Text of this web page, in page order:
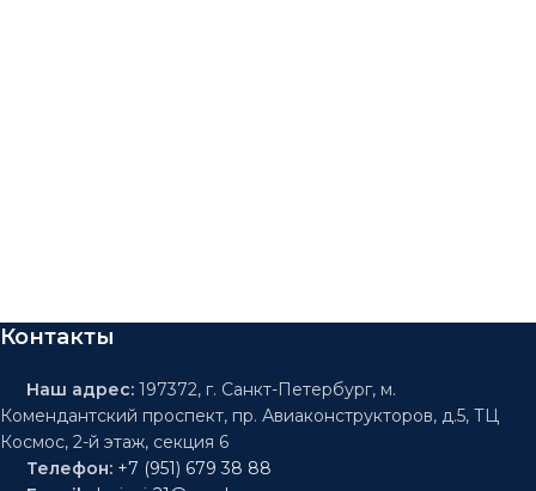
Контакты
Наш адрес: 197372, г. Санкт-Петербург, м.
Комендантский проспект, пр. Авиаконструкторов, д.5, ТЦ
Космос, 2-й этаж, секция 6
Телефон: +7 (951) 679 38 88